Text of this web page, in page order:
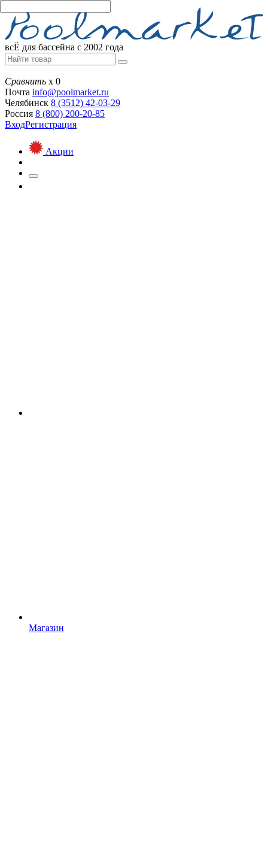
всЁ для бассейна с 2002 года
Сравнить х 0
Почта info@poolmarket.ru
Челябинск 8 (3512) 42-03-29
Россия 8 (800) 200-20-85
ВходРегистрация
Акции
Магазин